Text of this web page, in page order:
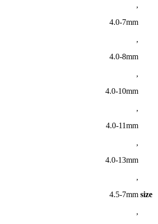
size
,
4.0-7mm
,
4.0-8mm
,
4.0-10mm
,
4.0-11mm
,
4.0-13mm
,
4.5-7mm
,